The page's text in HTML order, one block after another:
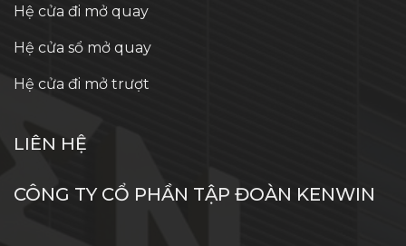
Hệ cửa đi mở quay
Hệ cửa sổ mở quay
Hệ cửa đi mở trượt
LIÊN HỆ
CÔNG TY CỔ PHẦN TẬP ĐOÀN KENWIN